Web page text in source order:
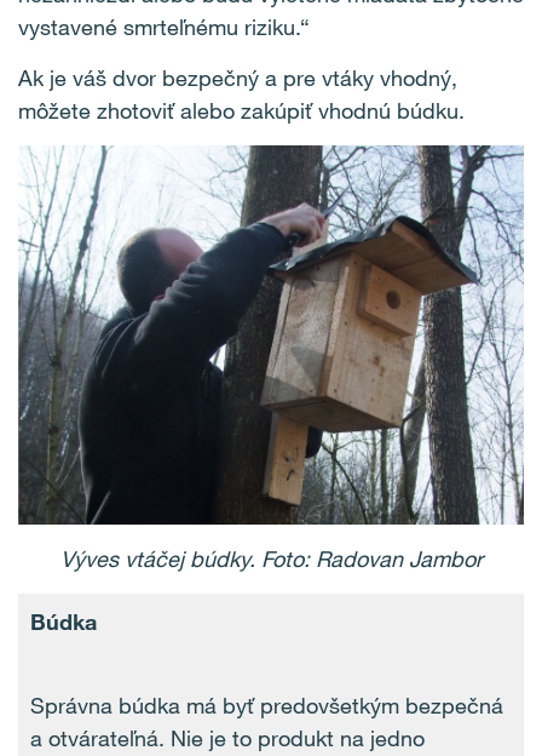
vystavené smrteľnému riziku.“
Ak je váš dvor bezpečný a pre vtáky vhodný,
môžete zhotoviť alebo zakúpiť vhodnú búdku.
Výves vtáčej búdky. Foto: Radovan Jambor
Búdka
Správna búdka má byť predovšetkým bezpečná
a otvárateľná. Nie je to produkt na jedno